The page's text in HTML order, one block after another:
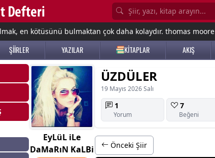
en kötüsünü bulmaktan çok daha kolaydır. thomas moore
ŞİİRLER YAZILAR KİTAPLAR AKIŞ
EyLüL iLe
DaMaRıN KaLBi
ÜZDÜLER
19 Mayıs 2026 Salı
1
Yorum
7
Beğeni
Önceki Şiir